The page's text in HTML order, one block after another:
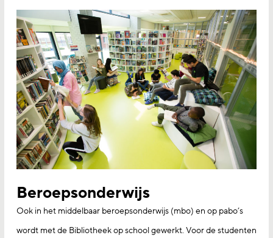
Beroepsonderwijs
Ook in het middelbaar beroepsonderwijs (mbo) en op pabo’s
wordt met de Bibliotheek op school gewerkt. Voor de studenten